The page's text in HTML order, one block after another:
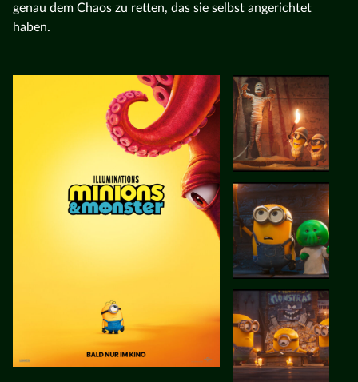
genau dem Chaos zu retten, das sie selbst angerichtet
haben.